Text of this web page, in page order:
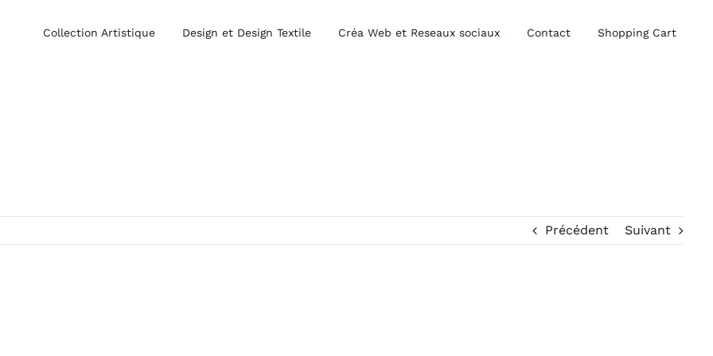
Collection Artistique Design et Design Textile Créa Web et Reseaux sociaux Contact Shopping Cart
Précédent Suivant